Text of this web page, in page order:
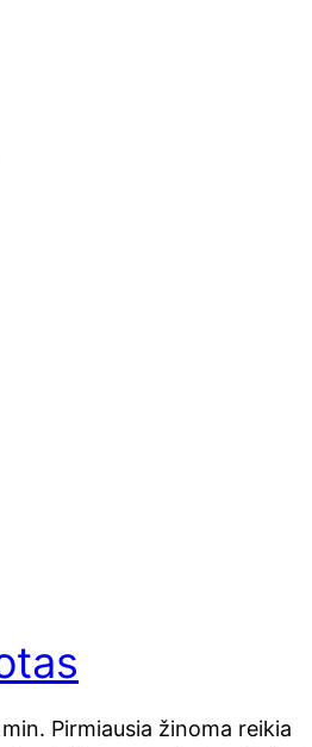
Pir­miau­sia žino­ma rei­kia